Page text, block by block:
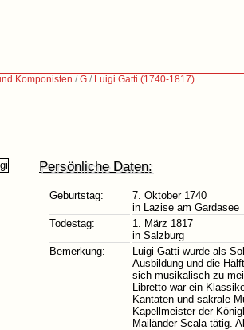
Komponisten /G / Luigi Gatti (1740-1817)
Persönliche Daten:
Geburtstag:
7. Oktober 1740
in Lazise am Gardasee
Todestag:
1. März 1817
in Salzburg
Bemerkung:
Luigi Gatti wurde als
Ausbildung und die
sich musikalisch zu
Libretto war ein
Kantaten und sakrale
Kapellmeister der
Mailänder Scala tätig.